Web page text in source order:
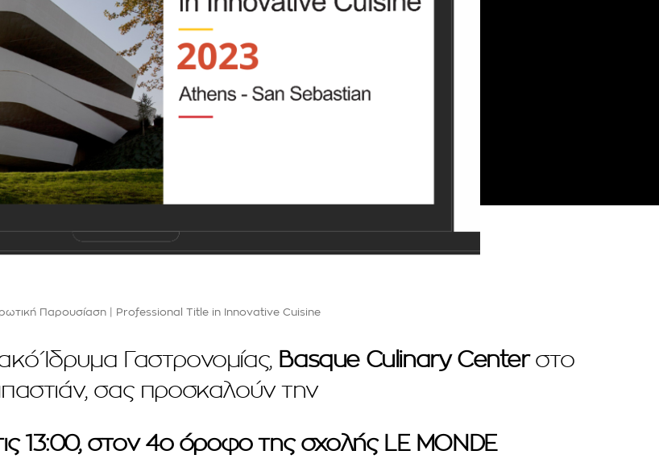
Παρουσίαση | Professional Title in Innovative Cuisine
Ίδρυμα Γαστρονομίας, Basque Culinary Centerστο
σας προσκαλoύν την
13:00, στον 4ο όροφο της σχολής LE MONDE